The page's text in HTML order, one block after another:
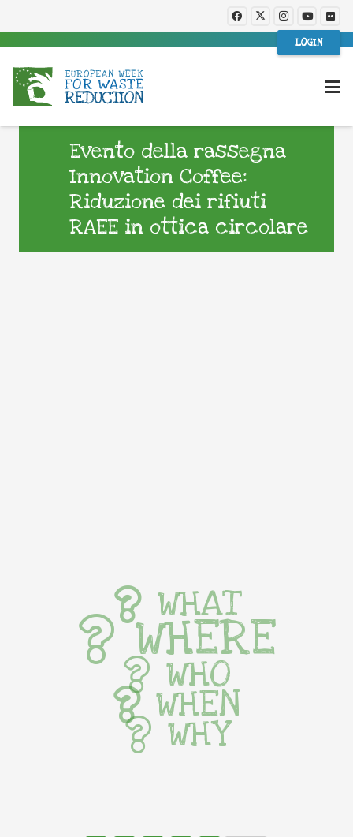
LOGIN
Evento della rassegna
Innovation Coffee:
Riduzione dei rifiuti
RAEE in ottica circolare
WHAT
WHERE
WHO
WHEN
WHY